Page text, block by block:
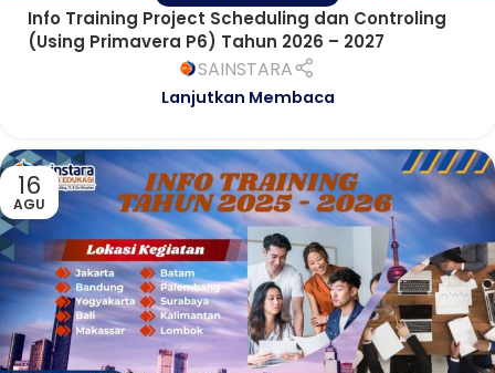
Info Training Project Scheduling dan Controling
(Using Primavera P6) Tahun 2026 – 2027
SAINSTARA
Lanjutkan Membaca
16
AGU